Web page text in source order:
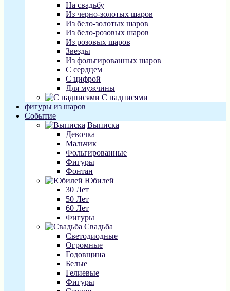
На свадьбу
Из черно-золотых шаров
Из бело-золотых шаров
Из бело-розовых шаров
Из розовых шаров
Звезды
Из фольгированных шаров
С сердцем
С цифрой
Для мужчины
С надписями
фигуры из шаров
Событие
Выписка
Девочка
Мальчик
Фольгированные
Фигуры
Фонтан
Юбилей
30 Лет
50 Лет
60 Лет
Фигуры
Свадьба
Светодиодные
Огромные
Годовщина
Белые
Гелиевые
Фигуры